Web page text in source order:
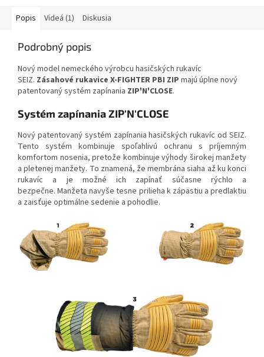
Popis Videá (1) Diskusia
Podrobný popis
Nový model nemeckého výrobcu hasičských rukavíc
SEIZ. Zásahové rukavice X-FIGHTER PBI ZIP majú úplne nový
patentovaný systém zapínania ZIP'N'CLOSE.
Systém zapínania ZIP'N'CLOSE
Nový patentovaný systém zapínania hasičských rukavíc od SEIZ.
Tento systém kombinuje spoľahlivú ochranu s príjemným
komfortom nosenia, pretože kombinuje výhody širokej manžety
a pletenej manžety. To znamená, že membrána siaha až ku konci
rukavíc a je možné ich zapínať súčasne rýchlo a
bezpečne. Manžeta navyše tesne prilieha k zápästiu a predlaktiu
a zaisťuje optimálne sedenie a pohodlie.